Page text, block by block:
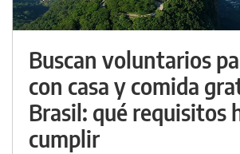
Buscan voluntarios
con casa y comida
Brasil: qué requisitos
cumplir